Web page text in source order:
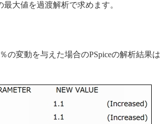
大値を過渡解析で求めます。
変動を与えた場合のPSpiceの解析結果は